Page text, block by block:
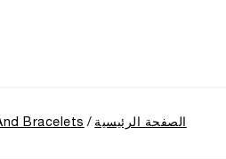
الصفحة الرئيسية Bracelets